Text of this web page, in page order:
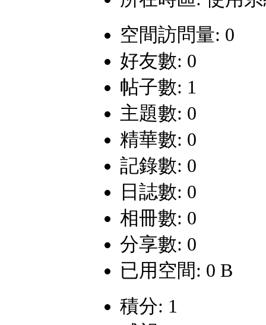
空間訪問量: 0
好友數: 0
帖子數: 1
主題數: 0
精華數: 0
記錄數: 0
日誌數: 0
相冊數: 0
分享數: 0
已用空間: 0 B
積分: 1